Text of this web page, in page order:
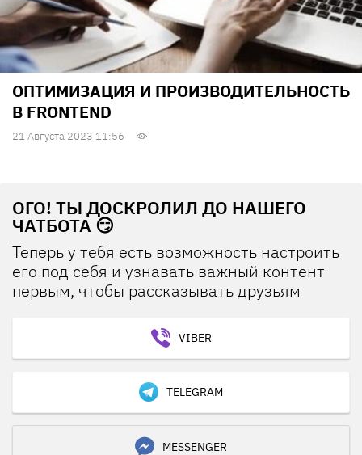
ОПТИМИЗАЦИЯ И ПРОИЗВОДИТЕЛЬНОСТЬ
В FRONTEND
21 Августа 2023 11:56
ОГО! ТЫ ДОСКРОЛИЛ ДО НАШЕГО
ЧАТБОТА 😏
Теперь у тебя есть возможность настроить
его под себя и узнавать важный контент
первым, чтобы рассказывать друзьям
VIBER
TELEGRAM
MESSENGER